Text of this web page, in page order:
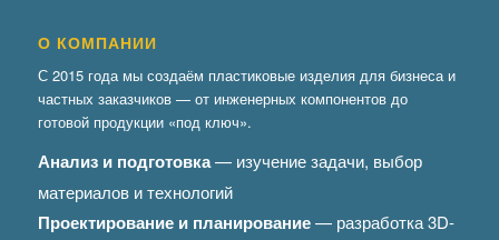
О КОМПАНИИ
С 2015 года мы создаём пластиковые изделия для бизнеса и
частных заказчиков — от инженерных компонентов до
готовой продукции «под ключ».
Анализ и подготовка— изучение задачи, выбор
материалов и технологий
Проектирование и планирование— разработка 3D-